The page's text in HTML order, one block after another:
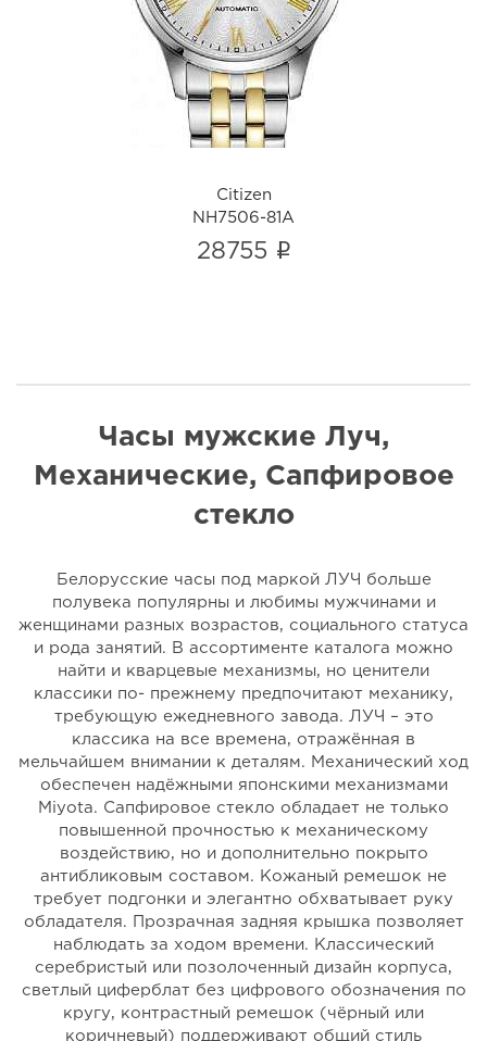
NH7506-81A
i
Citizen
NH7506-81A
28755 i
Часы мужские Луч,
Механические, Сапфировое
стекло
Белорусские часы под маркой ЛУЧ больше
полувека популярны и любимы мужчинами и
женщинами разных возрастов, социального статуса
и рода занятий. В ассортименте каталога можно
найти и кварцевые механизмы, но ценители
классики по- прежнему предпочитают механику,
требующую ежедневного завода. ЛУЧ – это
классика на все времена, отражённая в
мельчайшем внимании к деталям. Механический ход
обеспечен надёжными японскими механизмами
Miyota. Сапфировое стекло обладает не только
повышенной прочностью к механическому
воздействию, но и дополнительно покрыто
антибликовым составом. Кожаный ремешок не
требует подгонки и элегантно обхватывает руку
обладателя. Прозрачная задняя крышка позволяет
наблюдать за ходом времени. Классический
серебристый или позолоченный дизайн корпуса,
светлый циферблат без цифрового обозначения по
кругу, контрастный ремешок (чёрный или
коричневый) поддерживают общий стиль